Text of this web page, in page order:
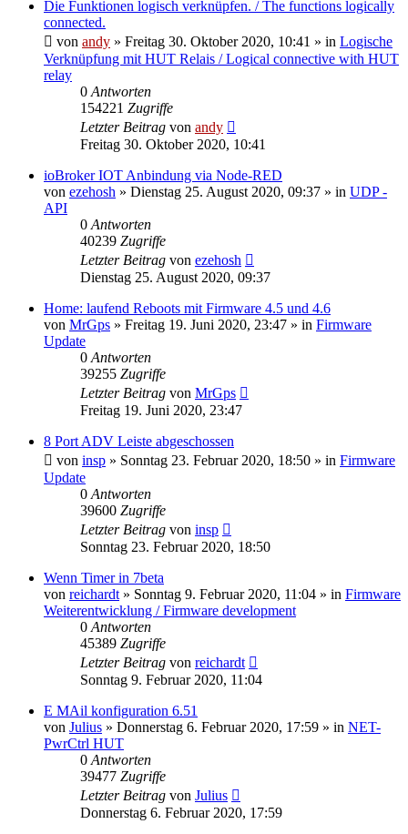
Die Funktionen logisch verknüpfen. / The functions logically
connected.
von andy » Freitag 30. Oktober 2020, 10:41 » in Logische
Verknüpfung mit HUT Relais / Logical connective with HUT
relay
0 Antworten
154221 Zugriffe
Letzter Beitrag von andy
Freitag 30. Oktober 2020, 10:41
ioBroker IOT Anbindung via Node-RED
von ezehosh » Dienstag 25. August 2020, 09:37 » in UDP -
API
0 Antworten
40239 Zugriffe
Letzter Beitrag von ezehosh
Dienstag 25. August 2020, 09:37
Home: laufend Reboots mit Firmware 4.5 und 4.6
von MrGps » Freitag 19. Juni 2020, 23:47 » in Firmware
Update
0 Antworten
39255 Zugriffe
Letzter Beitrag von MrGps
Freitag 19. Juni 2020, 23:47
8 Port ADV Leiste abgeschossen
von insp » Sonntag 23. Februar 2020, 18:50 » in Firmware
Update
0 Antworten
39600 Zugriffe
Letzter Beitrag von insp
Sonntag 23. Februar 2020, 18:50
Wenn Timer in 7beta
von reichardt » Sonntag 9. Februar 2020, 11:04 » in Firmware
Weiterentwicklung / Firmware development
0 Antworten
45389 Zugriffe
Letzter Beitrag von reichardt
Sonntag 9. Februar 2020, 11:04
E MAil konfiguration 6.51
von Julius » Donnerstag 6. Februar 2020, 17:59 » in NET-
PwrCtrl HUT
0 Antworten
39477 Zugriffe
Letzter Beitrag von Julius
Donnerstag 6. Februar 2020, 17:59